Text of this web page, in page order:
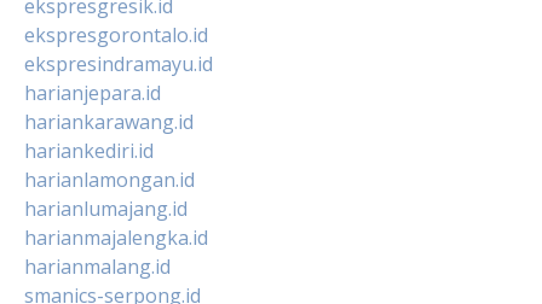
ekspresgresik.id
ekspresgorontalo.id
ekspresindramayu.id
harianjepara.id
hariankarawang.id
hariankediri.id
harianlamongan.id
harianlumajang.id
harianmajalengka.id
harianmalang.id
smanics-serpong.id